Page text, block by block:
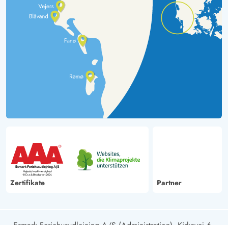
Zertifikate Partner